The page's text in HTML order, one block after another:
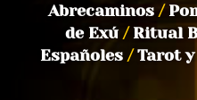
Abrecaminos/
de Exú/Ritual
Españoles/Tarot y